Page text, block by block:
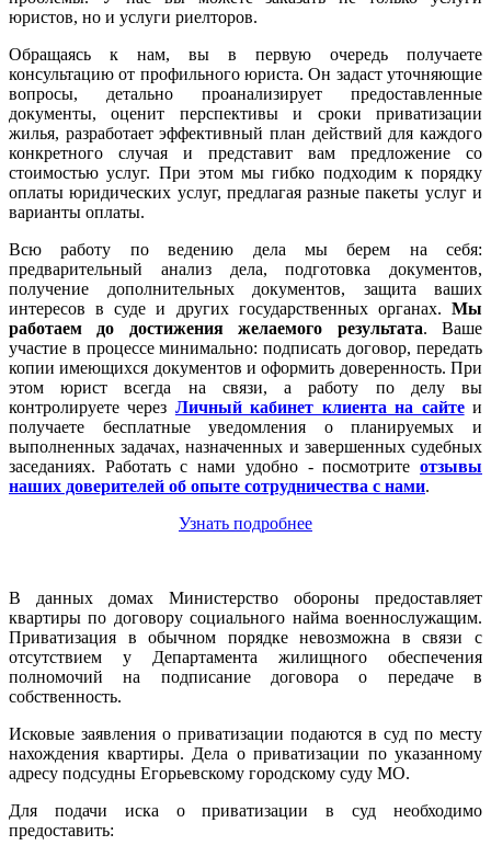
юристов, но и услуги риелторов.
Обращаясь к нам, вы в первую очередь получаете
консультацию от профильного юриста. Он задаст уточняющие
вопросы, детально проанализирует предоставленные
документы, оценит перспективы и сроки приватизации
жилья, разработает эффективный план действий для каждого
конкретного случая и представит вам предложение со
стоимостью услуг. При этом мы гибко подходим к порядку
оплаты юридических услуг, предлагая разные пакеты услуг и
варианты оплаты.
Всю работу по ведению дела мы берем на себя:
предварительный анализ дела, подготовка документов,
получение дополнительных документов, защита ваших
интересов в суде и других государственных органах. Мы
работаем
до достижения желаемого результата. Ваше
участие в процессе минимально: подписать договор, передать
копии имеющихся документов и оформить доверенность. При
этом юрист всегда на связи, а работу по делу вы
контролируете через Личный кабинет клиента на сайтеи
получаете бесплатные уведомления о планируемых и
выполненных задачах, назначенных и завершенных судебных
заседаниях. Работать с нами удобно - посмотрите отзывы
наших доверителей об опыте сотрудничества с нами.
Узнать подробнее
В данных домах Министерство обороны предоставляет
квартиры по договору социального найма военнослужащим.
Приватизация в обычном порядке невозможна в связи с
отсутствием у Департамента жилищного обеспечения
полномочий на подписание договора о передаче в
собственность.
Исковые заявления о приватизации подаются в суд по месту
нахождения квартиры. Дела о приватизации по указанному
адресу подсудны Егорьевскому городскому суду МО.
Для подачи иска о приватизации в суд необходимо
предоставить: